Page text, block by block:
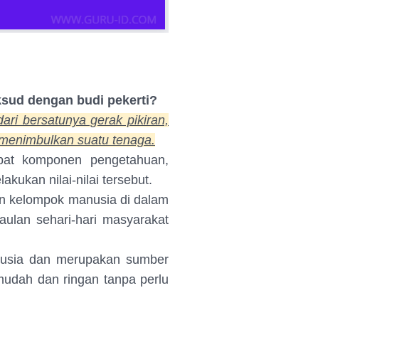
dengan budi pekerti?
bersatunya gerak pikiran,
suatu tenaga.
komponen pengetahuan,
nilai-nilai tersebut.
kelompok manusia di dalam
sehari-hari masyarakat
dan merupakan sumber
dan ringan tanpa perlu